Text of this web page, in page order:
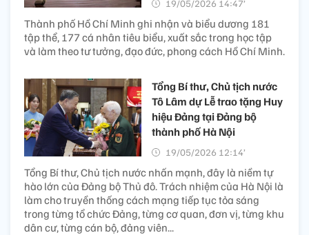
19/05/2026 14:47’
Thành phố Hồ Chí Minh ghi nhận và biểu dương 181
tập thể, 177 cá nhân tiêu biểu, xuất sắc trong học tập
và làm theo tư tưởng, đạo đức, phong cách Hồ Chí Minh.
Tổng Bí thư, Chủ tịch nước
Tô Lâm dự Lễ trao tặng Huy
hiệu Đảng tại Đảng bộ
thành phố Hà Nội
19/05/2026 12:14’
Tổng Bí thư, Chủ tịch nước nhấn mạnh, đây là niềm tự
hào lớn của Đảng bộ Thủ đô. Trách nhiệm của Hà Nội là
làm cho truyền thống cách mạng tiếp tục tỏa sáng
trong từng tổ chức Đảng, từng cơ quan, đơn vị, từng khu
dân cư, từng cán bộ, đảng viên...